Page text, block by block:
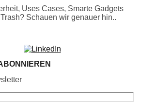
Uses Cases, Smarte Gadgets
Schauen wir genauer hin..